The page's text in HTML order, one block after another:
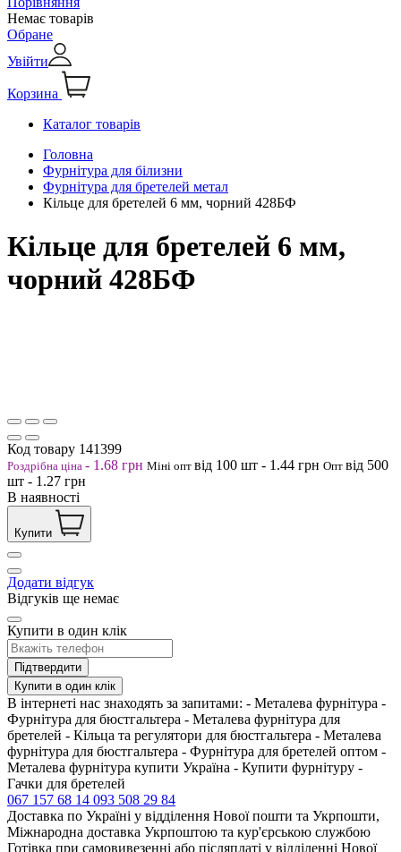
Немає товарів
Обране
Увійти
Корзина
Каталог товарів
Головна
Фурнітура для білизни
Фурнітура для бретелей метал
Кільце для бретелей 6 мм, чорний 428БФ
Кільце для бретелей 6 мм,
чорний 428БФ
Код товару 141399
Роздрібна ціна - 1.68 грн Міні опт від 100 шт - 1.44 грн Опт від 500
шт - 1.27 грн
В наявності
Купити
Додати відгук
Відгуків ще немає
Купити в один клік
Підтвердити
Купити в один клік
В інтернеті нас знаходять за запитами: - Металева фурнітура -
Фурнітура для бюстгальтера - Металева фурнітура для
бретелей - Кільца та регулятори для бюстгальтера - Металева
фурнітура для бюстгальтера - Фурнітура для бретелей оптом -
Металева фурнітура купити Україна - Купити фурнітуру -
Гачки для бретелей
067 157 68 14 093 508 29 84
Доставка по Україні у відділення Нової пошти та Укрпошти,
Міжнародна доставка Укрпоштою та кур'єрською службою
Готівка при самовивезенні або післяплаті у відділенні Нової